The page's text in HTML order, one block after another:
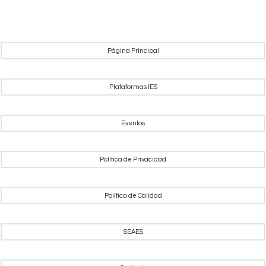
Página Principal
Plataformas IES
Eventos
Política de Privacidad
Política de Calidad
SEAES